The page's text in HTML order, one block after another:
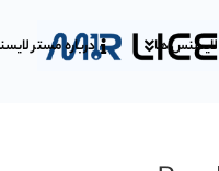
لایسنس ها درباره مستر